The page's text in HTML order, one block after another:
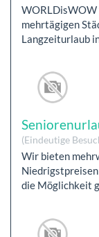
mehrtägigen
Langzeiturlaub
(Eindeutige
Wir bieten
Niedrigstpreisen
die Möglichkeit